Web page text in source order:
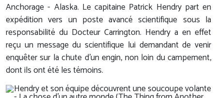
Anchorage - Alaska. Le capitaine Patrick Hendry part en
expédition vers un poste avancé scientifique sous la
responsabilité du Docteur Carrington. Hendry a en effet
reçu un message du scientifique lui demandant de venir
enquêter sur la chute d'un engin, non loin du campement,
dont ils ont été les témoins.